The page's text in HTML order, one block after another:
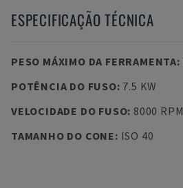
ESPECIFICAÇÃO TÉCNICA
PESO MÁXIMO DA FERRAMENTA:
POTÊNCIA DO FUSO: 7.5 KW
VELOCIDADE DO FUSO: 8000 RPM
TAMANHO DO CONE: ISO 40